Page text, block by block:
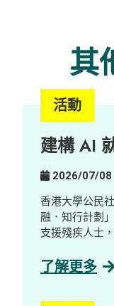
其
活動
建構 AI
2026/07/08
香港大學公民
融．知行計劃
支援殘疾人士，並
合作，舉辦了
了解更多